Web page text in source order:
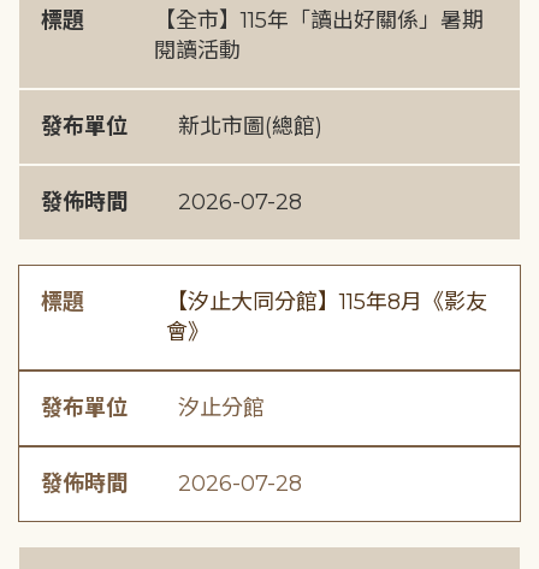
標題
【全市】115年「讀出好關係」暑期
閱讀活動
發布單位 新北市圖(總館)
發佈時間 2026-07-28
標題
【汐止大同分館】115年8月《影友
會》
發布單位 汐止分館
發佈時間 2026-07-28